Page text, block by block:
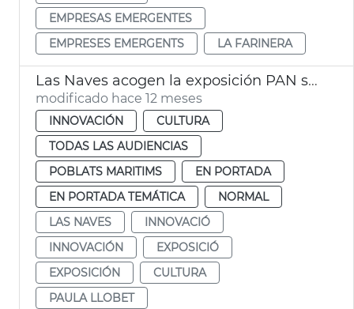
EMPRESAS EMERGENTES
EMPRESES EMERGENTS
LA FARINERA
Las Naves acogen la exposición PAN sobre alimentación infantil
modificado hace 12 meses
INNOVACIÓN
CULTURA
TODAS LAS AUDIENCIAS
POBLATS MARITIMS
EN PORTADA
EN PORTADA TEMÁTICA
NORMAL
LAS NAVES
INNOVACIÓ
INNOVACIÓN
EXPOSICIÓ
EXPOSICIÓN
CULTURA
PAULA LLOBET